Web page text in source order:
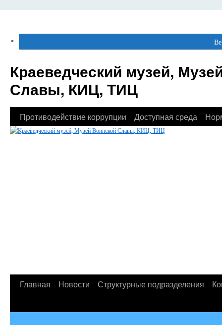
Краеведческий музей,
Славы, КИЦ, ТИЦ
Противодействие коррупции Доступная среда
Главная Новости Структурные подразделения